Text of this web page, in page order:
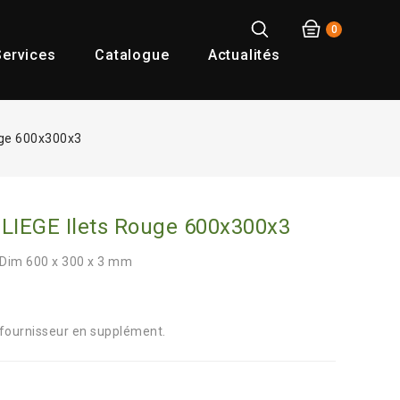
0
Catalogue Actualités
600x300x3
Ilets Rouge 600x300x3
Dim 600 x 300 x 3 mm
en supplément.